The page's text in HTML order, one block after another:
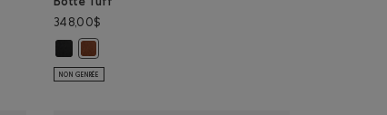
348,00$
Botte Tuff: NOIR Couleur
NON GENRÉE